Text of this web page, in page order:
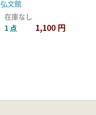
文館
在庫なし
1 点 1,100 円